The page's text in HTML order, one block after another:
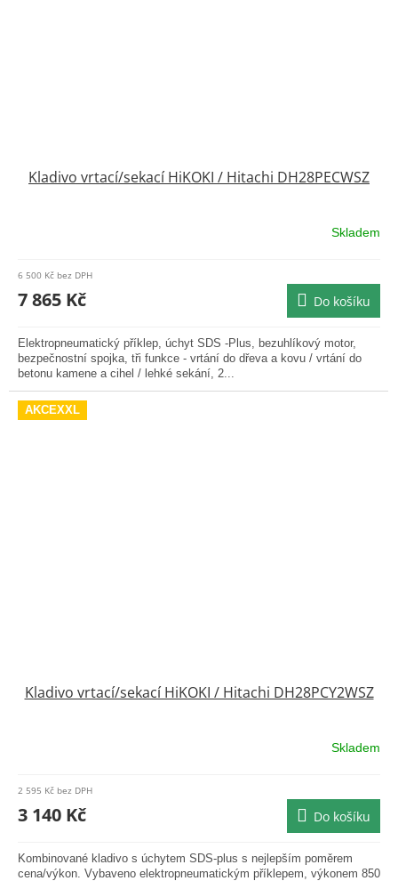
Kladivo vrtací/sekací HiKOKI / Hitachi DH28PECWSZ
produktu
5,0
5
hvězdiček.
Skladem
6 500 Kč bez DPH
7 865 Kč Do košíku
Elektropneumatický příklep, úchyt SDS -Plus, bezuhlíkový motor,
bezpečnostní spojka, tři funkce - vrtání do dřeva a kovu / vrtání do
betonu kamene a cihel / lehké sekání, 2...
AKCEXXL
Kladivo vrtací/sekací HiKOKI / Hitachi DH28PCY2WSZ
produktu
5,0
5
hvězdiček.
Skladem
2 595 Kč bez DPH
3 140 Kč Do košíku
Kombinované kladivo s úchytem SDS-plus s nejlepším poměrem
cena/výkon. Vybaveno elektropneumatickým příklepem, výkonem 850